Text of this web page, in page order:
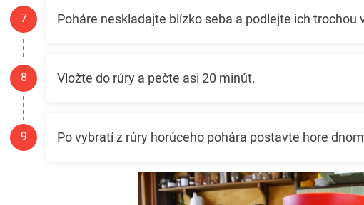
Poháre neskladajte blízko seba a podlejte ich trochou
Vložte do rúry a pečte asi 20 minút.
Po vybratí z rúry horúceho pohára postavte hore